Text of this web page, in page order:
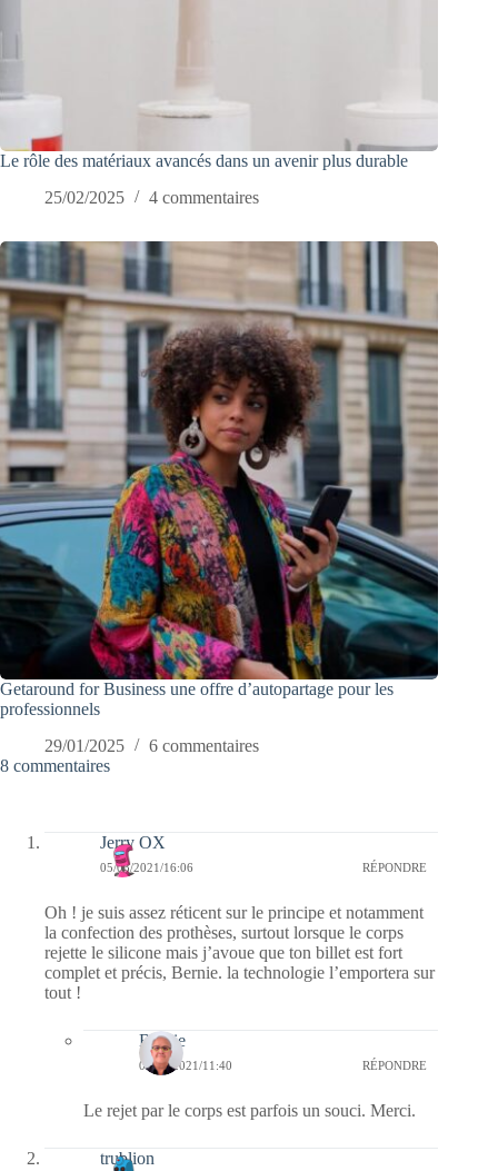
Le rôle des matériaux avancés dans un avenir plus durable
25/02/2025
4 commentaires
Getaround for Business une offre d’autopartage pour les
professionnels
29/01/2025
6 commentaires
8 commentaires
Jerry OX
05/03/2021/16:06 RÉPONDRE
Oh ! je suis assez réticent sur le principe et notamment
la confection des prothèses, surtout lorsque le corps
rejette le silicone mais j’avoue que ton billet est fort
complet et précis, Bernie. la technologie l’emportera sur
tout !
Bernie
06/03/2021/11:40 RÉPONDRE
Le rejet par le corps est parfois un souci. Merci.
trublion